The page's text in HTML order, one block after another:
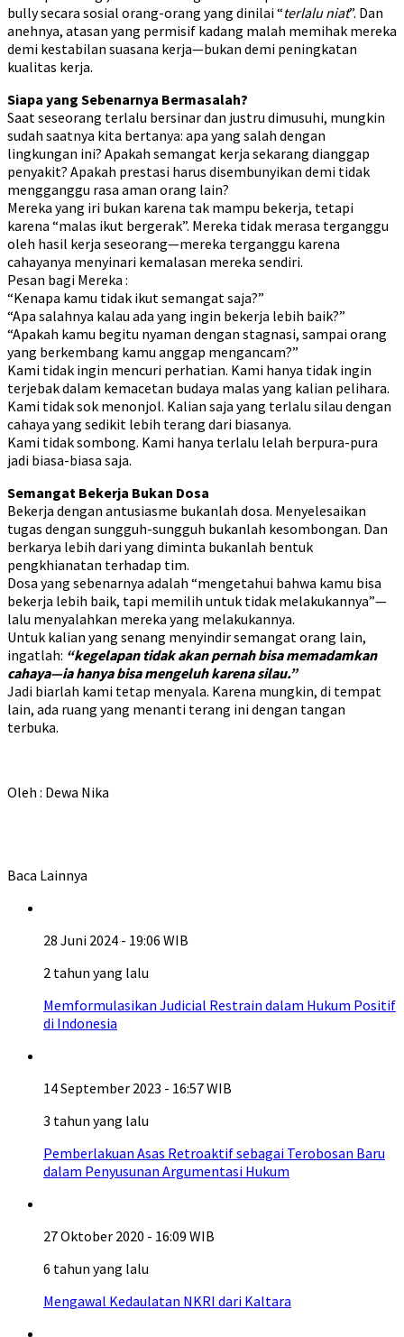
bully secara sosial orang-orang yang dinilai “terlalu niat”. Dan
anehnya, atasan yang permisif kadang malah memihak mereka
demi kestabilan suasana kerja—bukan demi peningkatan
kualitas kerja.
Siapa yang Sebenarnya Bermasalah?
Saat seseorang terlalu bersinar dan justru dimusuhi, mungkin
sudah saatnya kita bertanya: apa yang salah dengan
lingkungan ini? Apakah semangat kerja sekarang dianggap
penyakit? Apakah prestasi harus disembunyikan demi tidak
mengganggu rasa aman orang lain?
Mereka yang iri bukan karena tak mampu bekerja, tetapi
karena “malas ikut bergerak”. Mereka tidak merasa terganggu
oleh hasil kerja seseorang—mereka terganggu karena
cahayanya menyinari kemalasan mereka sendiri.
Pesan bagi Mereka :
“Kenapa kamu tidak ikut semangat saja?”
“Apa salahnya kalau ada yang ingin bekerja lebih baik?”
“Apakah kamu begitu nyaman dengan stagnasi, sampai orang
yang berkembang kamu anggap mengancam?”
Kami tidak ingin mencuri perhatian. Kami hanya tidak ingin
terjebak dalam kemacetan budaya malas yang kalian pelihara.
Kami tidak sok menonjol. Kalian saja yang terlalu silau dengan
cahaya yang sedikit lebih terang dari biasanya.
Kami tidak sombong. Kami hanya terlalu lelah berpura-pura
jadi biasa-biasa saja.
Semangat Bekerja Bukan Dosa
Bekerja dengan antusiasme bukanlah dosa. Menyelesaikan
tugas dengan sungguh-sungguh bukanlah kesombongan. Dan
berkarya lebih dari yang diminta bukanlah bentuk
pengkhianatan terhadap tim.
Dosa yang sebenarnya adalah “mengetahui bahwa kamu bisa
bekerja lebih baik, tapi memilih untuk tidak melakukannya”—
lalu menyalahkan mereka yang melakukannya.
Untuk kalian yang senang menyindir semangat orang lain,
ingatlah: “kegelapan tidak akan pernah bisa memadamkan
cahaya—ia hanya bisa mengeluh karena silau.”
Jadi biarlah kami tetap menyala. Karena mungkin, di tempat
lain, ada ruang yang menanti terang ini dengan tangan
terbuka.
Oleh : Dewa Nika
Baca Lainnya
28 Juni 2024 - 19:06 WIB
2 tahun yang lalu
Memformulasikan Judicial Restrain dalam Hukum Positif
di Indonesia
14 September 2023 - 16:57 WIB
3 tahun yang lalu
Pemberlakuan Asas Retroaktif sebagai Terobosan Baru
dalam Penyusunan Argumentasi Hukum
27 Oktober 2020 - 16:09 WIB
6 tahun yang lalu
Mengawal Kedaulatan NKRI dari Kaltara